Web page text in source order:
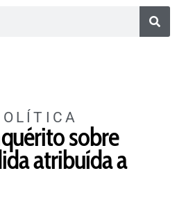
sobre
atribuída a